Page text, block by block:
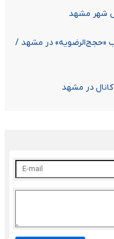
شهر مشهد
خطی ۱۳۴ ساله کتاب «حجج‌الرضویه» در مشهد /